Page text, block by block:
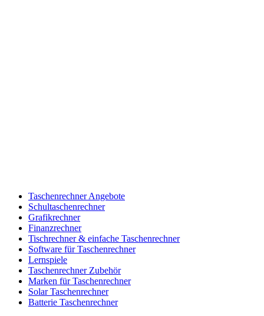
Taschenrechner Angebote
Schultaschenrechner
Grafikrechner
Finanzrechner
Tischrechner & einfache Taschenrechner
Software für Taschenrechner
Lernspiele
Taschenrechner Zubehör
Marken für Taschenrechner
Solar Taschenrechner
Batterie Taschenrechner